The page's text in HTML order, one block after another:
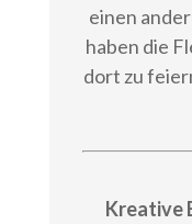
einen
haben die
dort zu
Kreative